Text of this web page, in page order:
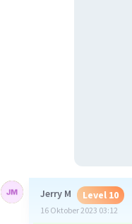
Jerry M Level 10
16 Oktober 2023 03:12